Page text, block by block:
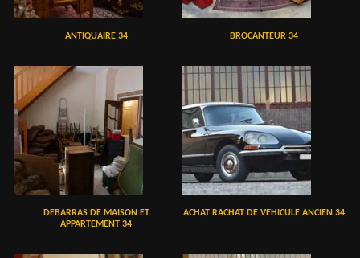
ANTIQUAIRE 34 BROCANTEUR 34
DEBARRAS DE MAISON ET
APPARTEMENT 34
ACHAT RACHAT DE VEHICULE ANCIEN 34